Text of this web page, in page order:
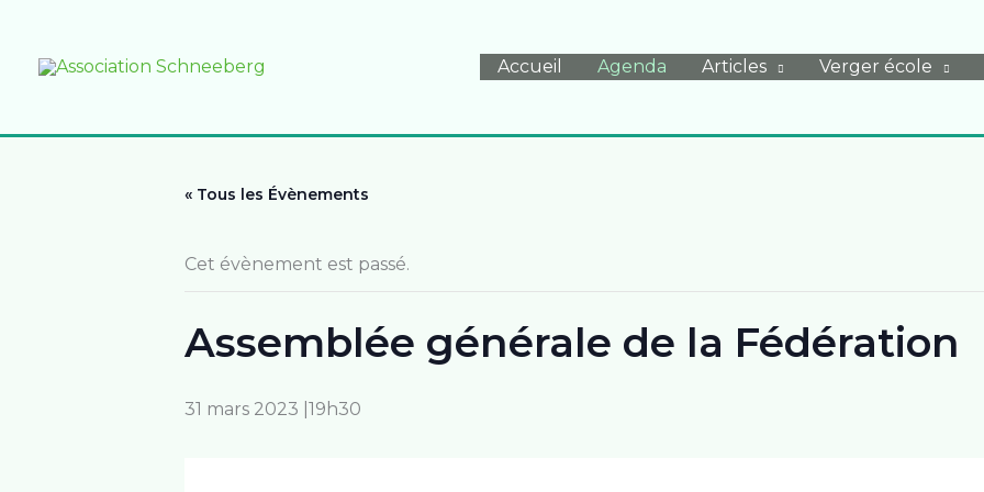
contenu
Accueil Agenda Articles Verger école
« Tous les Évènements
Cet évènement est passé.
Assemblée générale de la Fédération
31 mars 2023 |19h30